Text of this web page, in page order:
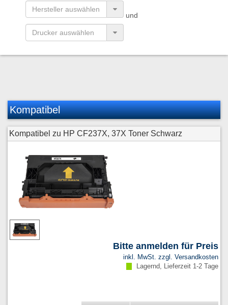
und
Kompatibel
Kompatibel zu HP CF237X, 37X Toner Schwarz
Bitte anmelden für Preis
inkl. MwSt. zzgl. Versandkosten
Lagernd, Lieferzeit 1-2 Tage